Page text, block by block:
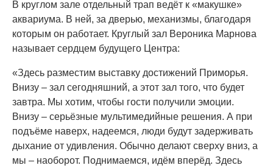
В круглом зале отдельный трап ведёт к «макушке»
аквариума. В ней, за дверью, механизмы, благодаря
которым он работает. Круглый зал Вероника Марнова
называет сердцем будущего Центра:
«Здесь разместим выставку достижений Приморья.
Внизу – зал сегодняшний, а этот зал того, что будет
завтра. Мы хотим, чтобы гости получили эмоции.
Внизу – серьёзные мультимедийные решения. А при
подъёме наверх, надеемся, люди будут задерживать
дыхание от удивления. Обычно делают сверху вниз, а
мы – наоборот. Поднимаемся, идём вперёд. Здесь